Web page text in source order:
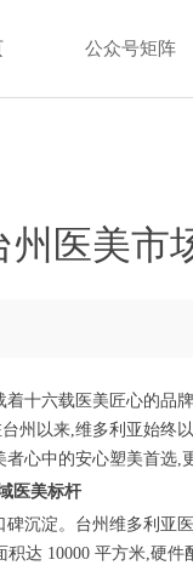
公众号矩阵
州医美市
着十六载医美匠心的
州以来,维多利亚始终
心中的安心塑美首选
医美标杆
沉淀。台州维多利亚
积达 10000 平方米,硬